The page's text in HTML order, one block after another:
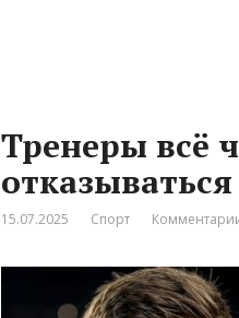
Тренеры всё
15.07.2025 Спорт